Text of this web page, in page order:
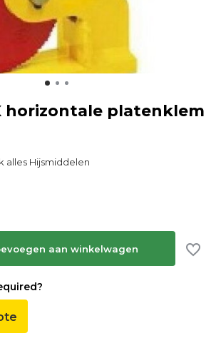
horizontale platenklem
alles Hijsmiddelen
aan winkelwagen